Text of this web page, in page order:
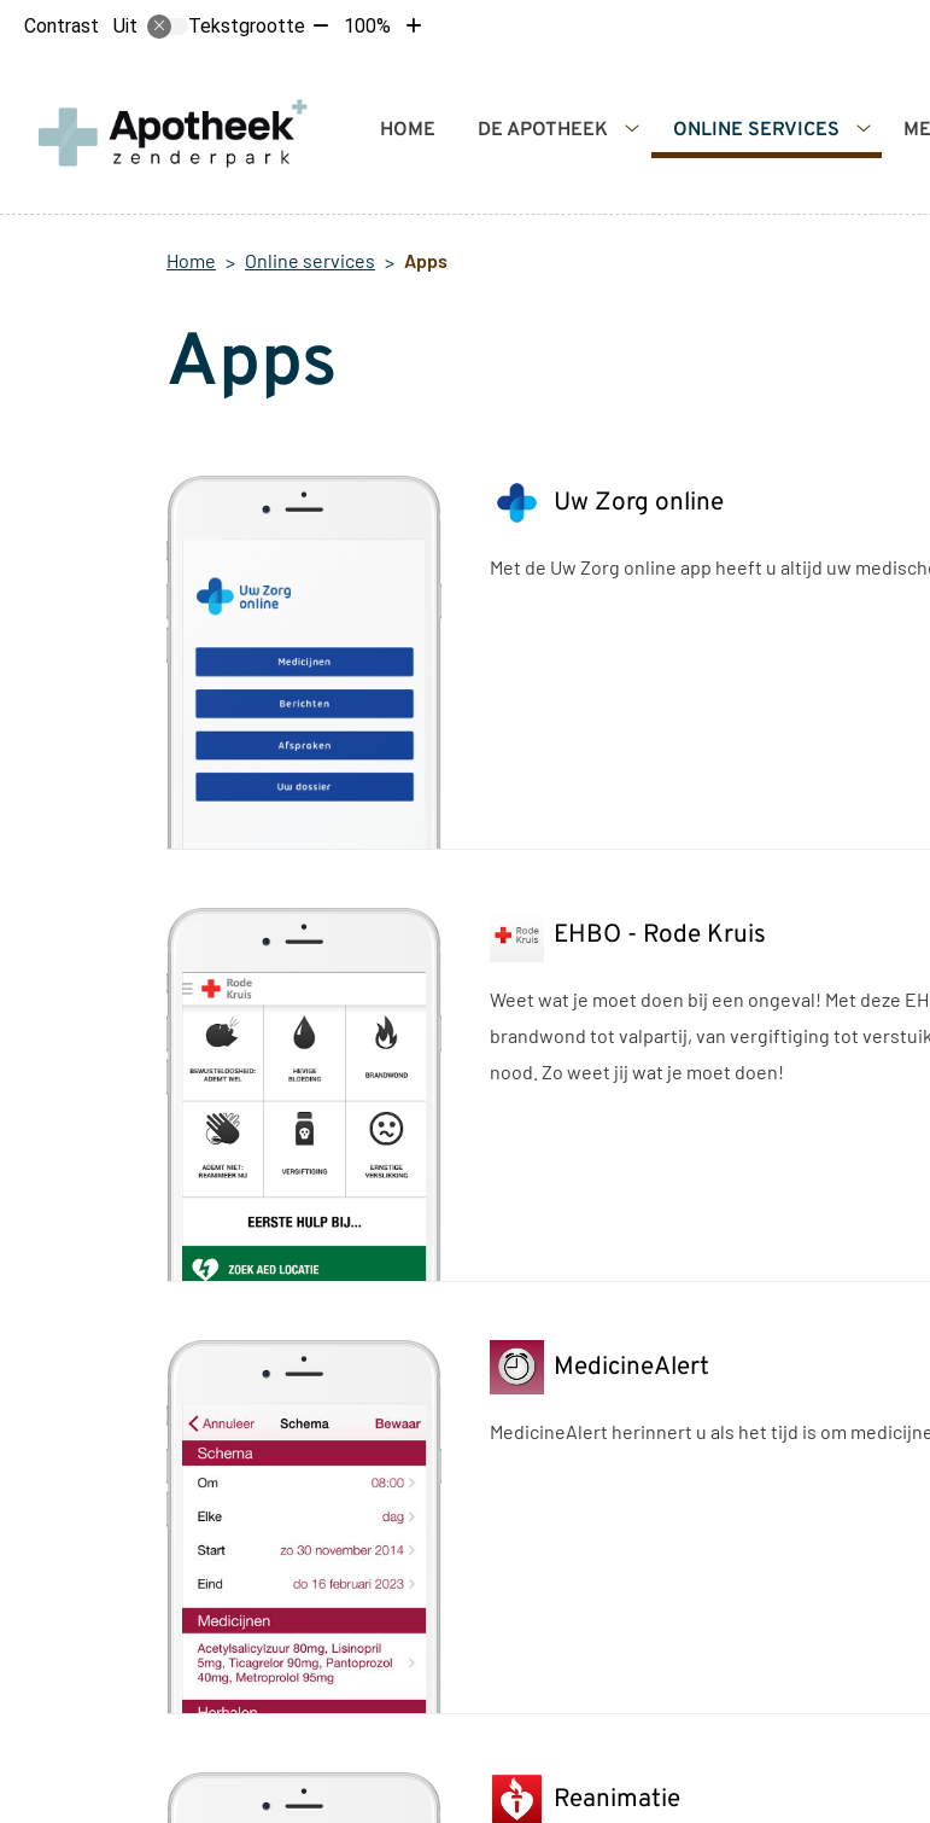
Contrast Uit Tekstgrootte Tekst100%
Tekst
Hoofdmenu
HOME
DE APOTHEEK
De
ONLINE SERVICES
Online
Home Online services Apps
Apps
Uw Zorg online
Met de Uw Zorg online app heeft u altijd uw
EHBO - Rode Kruis
Weet wat je moet doen bij een ongeval! Met deze
brandwond tot valpartij, van vergiftiging tot
nood. Zo weet jij wat je moet doen!
MedicineAlert
MedicineAlert herinnert u als het tijd is om
Reanimatie